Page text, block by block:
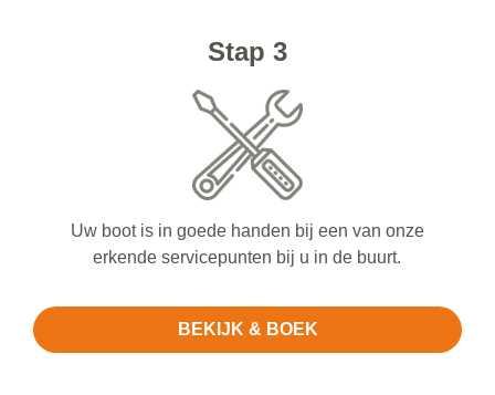
Stap 3
Uw boot is in goede handen bij een van onze
erkende servicepunten bij u in de buurt.
BEKIJK & BOEK